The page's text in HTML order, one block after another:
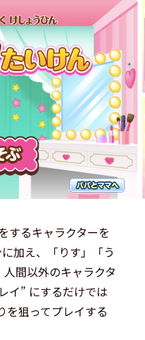
するキャラクターを
加え、「りす」「う
間以外のキャラクタ
イ” にするだけでは
を狙ってプレイする